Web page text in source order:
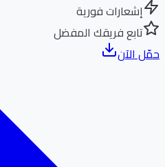
إشعارات فورية
تابع فريقك المفضل
الآن